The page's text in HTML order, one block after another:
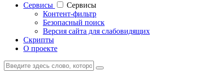
Cервисы
Cервисы
Контент-фильтр
Безопасный поиск
Версия сайта для слабовидящих
Скрипты
О проекте